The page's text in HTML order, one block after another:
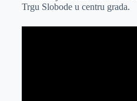
Trgu Slobode u centru grada.